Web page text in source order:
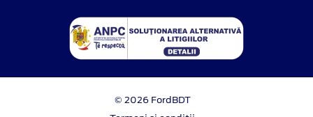
© 2026 FordBDT